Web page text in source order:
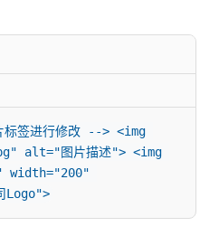
标签进行修改 --> <img
alt="图片描述"> <img
width="200"